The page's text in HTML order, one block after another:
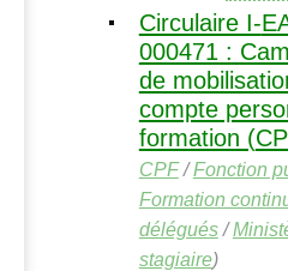
Circulaire I-
000471 :
de
compte
formation (
CPF/Fonction
Formation
délégués/
stagiaire)